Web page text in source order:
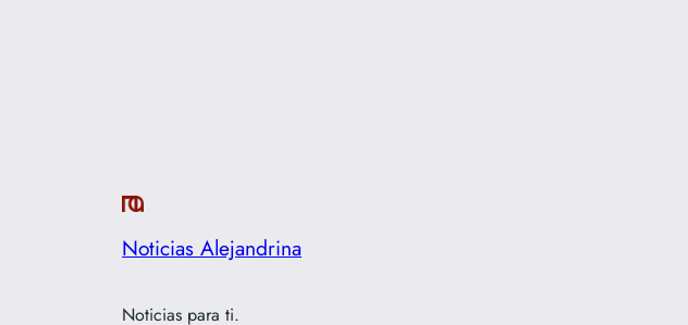
Noticias Alejandrina
Noticias para ti.